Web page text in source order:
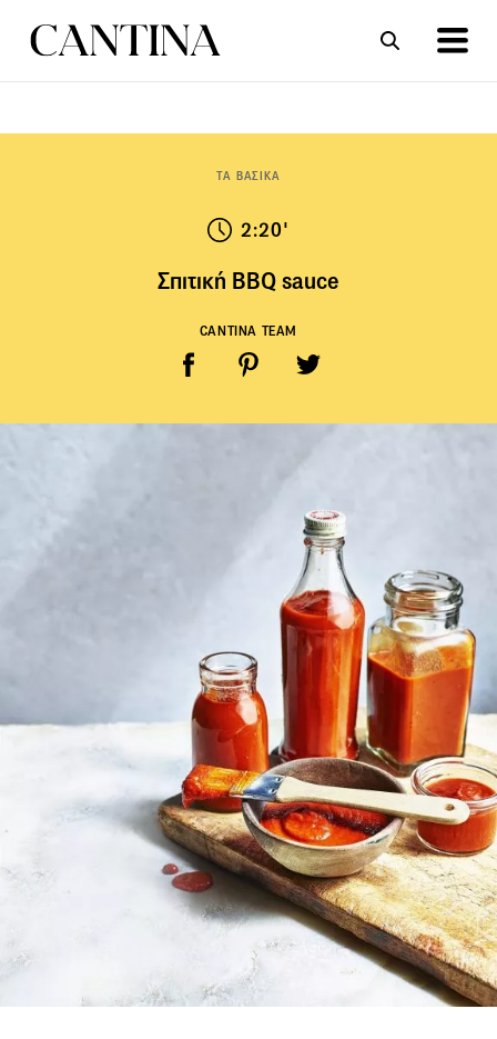
ΤΑ ΒΑΣΙΚΑ
2:20'
Σπιτική ΒΒQ sauce
CANTINA TEAM